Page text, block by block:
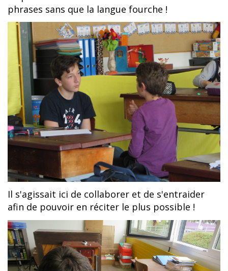
phrases sans que la langue fourche !
Il s'agissait ici de collaborer et de s'entraider
afin de pouvoir en réciter le plus possible !